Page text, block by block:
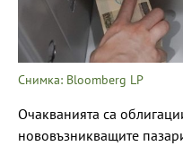
Снимка: Bloomberg LP
Очакванията са
нововъзникващите